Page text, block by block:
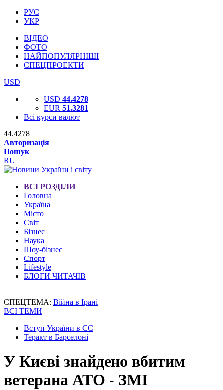
РУС
УКР
ВІДЕО
ФОТО
НАЙПОПУЛЯРНІШІ
СПЕЦПРОЕКТИ
USD
USD 44.4278
EUR 51.3281
Всі курси валют
44.4278
Авторизація
Пошук
RU
ВСІ РОЗДІЛИ
Головна
Україна
Місто
Світ
Бізнес
Наука
Шоу-бізнес
Спорт
Lifestyle
БЛОГИ ЧИТАЧІВ
СПЕЦТЕМА: Війна в Ірані
ВСІ ТЕМИ
Вступ України в ЄС
Теракт в Барселоні
У Києві знайдено вбитим
ветерана АТО - ЗМІ